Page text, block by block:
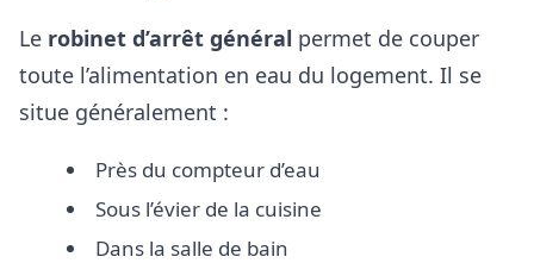
Le robinet d’arrêt général permet de couper
toute l’alimentation en eau du logement. Il se
situe généralement :
Près du compteur d’eau
Sous l’évier de la cuisine
Dans la salle de bain